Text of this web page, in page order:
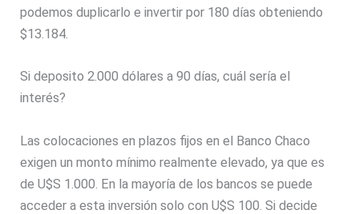
podemos duplicarlo e invertir por 180 días obteniendo
$13.184.
Si deposito 2.000 dólares a 90 días, cuál sería el
interés?
Las colocaciones en plazos fijos en el Banco Chaco
exigen un monto mínimo realmente elevado, ya que es
de U$S 1.000. En la mayoría de los bancos se puede
acceder a esta inversión solo con U$S 100. Si decide